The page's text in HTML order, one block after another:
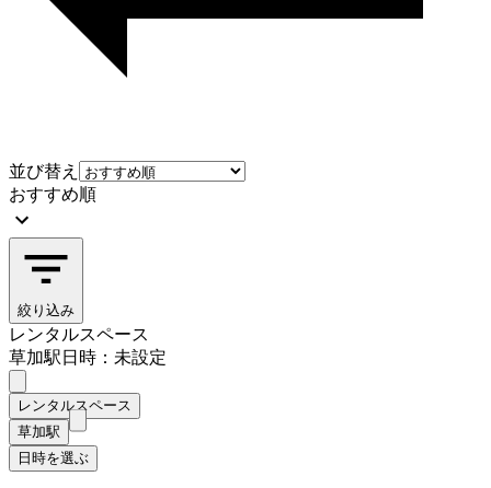
並び替え
おすすめ順
絞り込み
レンタルスペース
草加駅日時：未設定
レンタルスペース
草加駅
日時を選ぶ